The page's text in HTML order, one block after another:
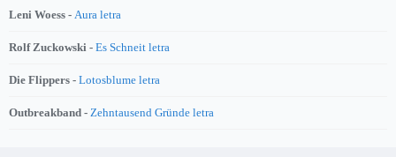
Leni Woess - Aura letra
Rolf Zuckowski - Es Schneit letra
Die Flippers - Lotosblume letra
Outbreakband - Zehntausend Gründe letra